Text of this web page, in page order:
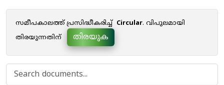
സമീപകാലത്ത് പ്രസിദ്ധീകരിച്ച് Circular. വിപുലമായി
തിരയുന്നതിന്
തിരയുക